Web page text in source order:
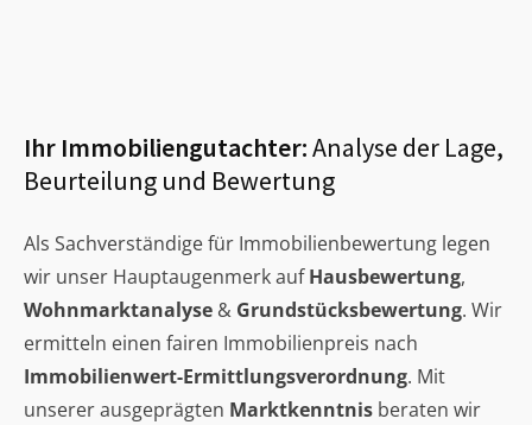
Ihr Immobiliengutachter:Analyse der Lage,
Beurteilung und Bewertung
Als Sachverständige für Immobilienbewertung legen
wir unser Hauptaugenmerk aufHausbewertung,
Wohnmarktanalyse & Grundstücksbewertung. Wir
ermitteln einen fairen Immobilienpreis nach
Immobilienwert-Ermittlungsverordnung. Mit
unserer ausgeprägten Marktkenntnis beraten wir